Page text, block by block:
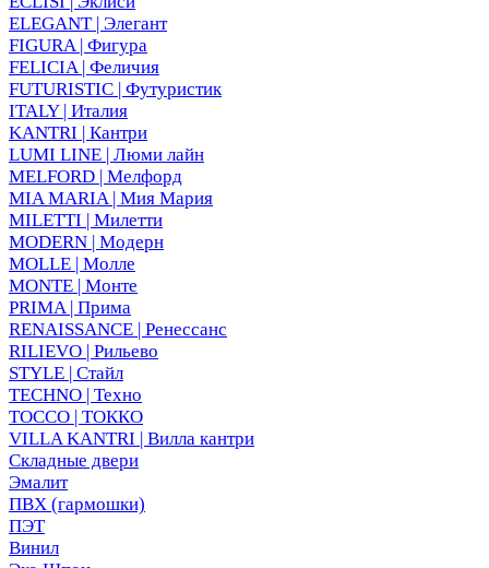
ELEGANT | Элегант
FIGURA | Фигура
FELICIA | Феличия
FUTURISTIC | Футуристик
ITALY | Италия
KANTRI | Кантри
LUMI LINE | Люми лайн
MELFORD | Мелфорд
MIA MARIA | Мия Мария
MILETTI | Милетти
MODERN | Модерн
MOLLE | Молле
MONTE | Монте
PRIMA | Прима
RENAISSANCE | Ренессанс
RILIEVO | Рильево
STYLE | Стайл
TECHNO | Техно
TOCCO | ТОККО
VILLA KANTRI | Вилла кантри
Складные двери
Эмалит
ПВХ (гармошки)
ПЭТ
Винил